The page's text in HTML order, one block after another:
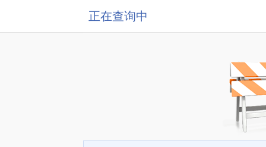
正在查询中